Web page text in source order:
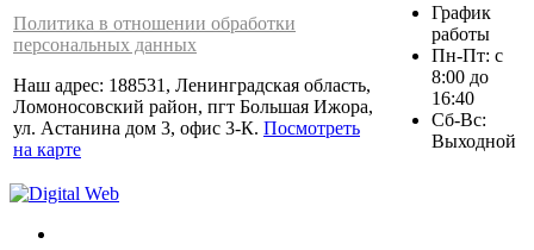
Политика в отношении обработки
персональных данных
Наш адрес: 188531, Ленинградская область,
Ломоносовский район, пгт Большая Ижора,
ул. Астанина дом 3, офис 3-К. Посмотреть
на карте
График
работы
Пн-Пт: с
8:00 до
16:40
Сб-Вс:
Выходной